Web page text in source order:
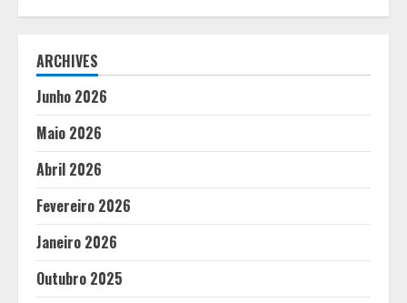
ARCHIVES
Junho 2026
Maio 2026
Abril 2026
Fevereiro 2026
Janeiro 2026
Outubro 2025